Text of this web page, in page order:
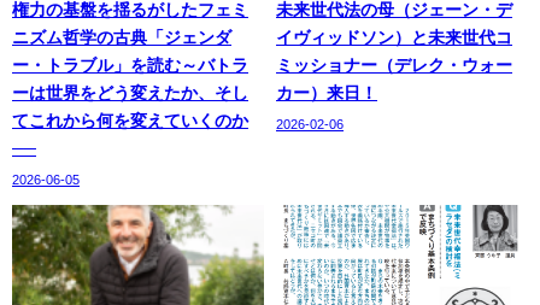
権力の基盤を揺るがしたフェミ
ニズム哲学の古典「ジェンダ
ー・トラブル」を読む～バトラ
ーは世界をどう変えたか、そし
てこれから何を変えていくのか
──
2026-06-05
未来世代法の母（ジェーン・デ
イヴィッドソン）と未来世代コ
ミッショナー（デレク・ウォー
カー）来日！
2026-02-06